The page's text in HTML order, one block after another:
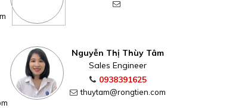
Nguyễn Thị Thùy Tâm
Sales Engineer
0938391625
thuytam@rongtien.com